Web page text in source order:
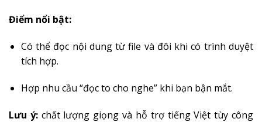
Điểm nổi bật:
Có thể đọc nội dung từ file và đôi khi có trình duyệt
tích hợp.
Hợp nhu cầu “đọc to cho nghe” khi bạn bận mắt.
Lưu ý:chất lượng giọng và hỗ trợ tiếng Việt tùy công